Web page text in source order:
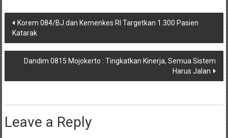
Post
navigation
Korem 084/BJ dan Kemenkes RI Targetkan 1.300 Pasien
Katarak
Dandim 0815 Mojokerto : Tingkatkan Kinerja, Semua Sistem
Harus Jalan
Leave a Reply